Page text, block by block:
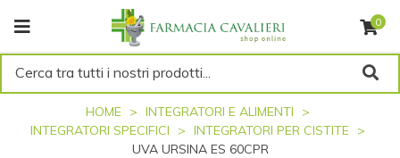
0
Cerca tra tutti i nostri prodotti...
HOME
INTEGRATORI E ALIMENTI
INTEGRATORI SPECIFICI
INTEGRATORI PER CISTITE
UVA URSINA ES 60CPR